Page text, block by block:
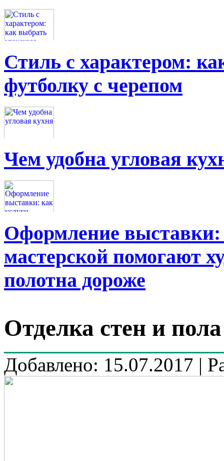
Стиль с характером:
футболку с черепом
Чем удобна угловая
Оформление выставки:
мастерской помогают
полотна дороже
Отделка стен и
Добавлено: 15.07.2017 |